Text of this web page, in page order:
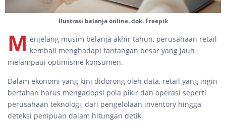
Ilustrasi belanja online. dok. Freepik
M enjelang musim belanja akhir tahun, perusahaan retail
kembali menghadapi tantangan besar yang jauh
melampaui optimisme konsumen.
Dalam ekonomi yang kini didorong oleh data, retail yang ingin
bertahan harus mengadopsi pola pikir dan operasi seperti
perusahaan teknologi, dari pengelolaan inventory hingga
deteksi penipuan dalam hitungan detik.